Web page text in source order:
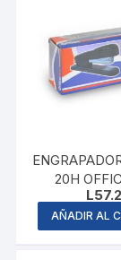
20H
L
AÑADIR AL